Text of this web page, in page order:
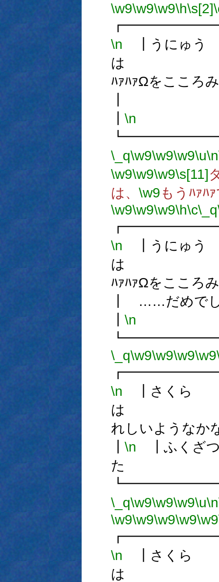
\w9\w9\w9\h\s[2]
\n ┃うにゅう
ﾊｧﾊｧΩを
\n
\_q\w9\w9\w9\u\n
\w9\w9\w9\s[11]
は、 \w9もうﾊｧﾊ
\w9\w9\w9\h\c\_q
\n ┃うにゅう
ﾊｧﾊｧΩを
┃ ……
\n
\_q\w9\w9\w9\w9
\n ┃さくら
れしいよう
\n ┃ふくざつ
た
\_q\w9\w9\w9\u\n
\w9\w9\w9\w9\w9
\n ┃さくら